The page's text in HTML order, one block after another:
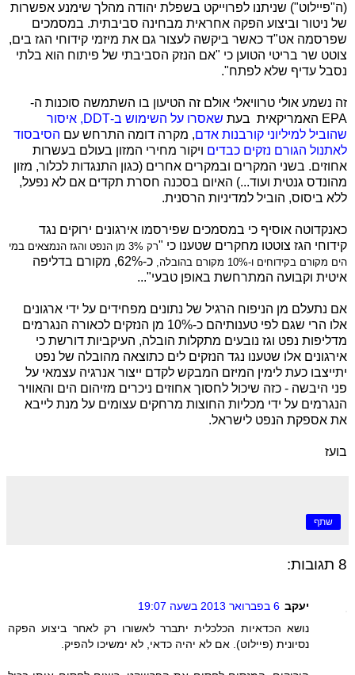
(ה"פיילוט") שניתנו לפרוייקט בשפלת יהודה מהלך שימנע אפשרות
של ניטור וביצוע הפקה אחראית מבחינה סביבתית. במסמכים
שפרסמה אט"ד כאשר ביקשה לעצור גם את מיזמי קידוחי הגז בים,
צוטט שר בריטי הטוען כי "אם הנזק הסביבתי של פיתוח הוא בלתי
נסבל עדיף שלא לפתח".
זה נשמע אולי טרוויאלי אולם זה הטיעון בו השתמשה סוכנות ה-
EPA האמריקאית בעת
שאסרו על השימוש ב-DDT, איסור
שהוביל למיליוני קורבנות אדם, מקרה דומה התרחש עם הסיבסוד
לאתנול הגורם נזקים כבדים ויקור מחירי המזון בעולם בעשרות
אחוזים. בשני המקרים ובמקרים אחרים (כגון התנגדות לכלור, מזון
מהונדס גנטית ועוד...) האיום בסכנה חסרת תקדים אם לא נפעל,
ללא ביסוס, הוביל למדיניות הרסנית.
כאנקדוטה אוסיף כי במסמכים שפירסמו אירגונים ירוקים נגד
קידוחי הגז צוטטו מחקרים שטענו כי "
רק 3% מן הנפט והגז הנמצאים במי
הים מקורם בקידוחים ו-10% מקורם בהובלה,
כ-62%, מקורם בדליפה
איטית וקבועה המתרחשת באופן טבעי"...
אם נתעלם מן הניפוח הרגיל של נתונים מפחידים על ידי ארגונים
אלו הרי שגם לפי טענותיהם כ-10% מן הנזקים לכאורה הנגרמים
מדליפות נפט וגז נובעים מתקלות הובלה, העיקביות דורשת כי
אירגונים אלו שטענו נגד הנזקים לים כתוצאה מהובלה של נפט
יתייצבו כעת לימין המיזם המבקש לקדם ייצור אנרגיה עצמאי על
פני היבשה - כזה שיכול לחסוך אחוזים ניכרים מזיהום הים והאוויר
הנגרמים על ידי מכליות החוצות מרחקים עצומים על מנת לייבא
את אספקת הנפט לישראל.
בועז
שתף
8 תגובות:
יעקב 6 בפברואר 2013 בשעה 19:07
נושא הכדאיות הכלכלית יתברר לאשורו רק לאחר ביצוע הפקה
נסיונית (פיילוט). אם לא יהיה כדאי, לא ימשיכו להפיק.